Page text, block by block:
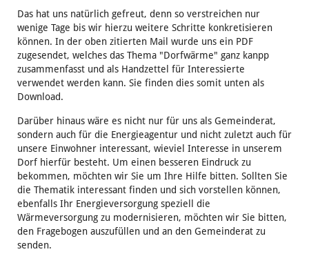
Das hat uns natürlich gefreut, denn so verstreichen nur
wenige Tage bis wir hierzu weitere Schritte konkretisieren
können. In der oben zitierten Mail wurde uns ein PDF
zugesendet, welches das Thema "Dorfwärme" ganz kanpp
zusammenfasst und als Handzettel für Interessierte
verwendet werden kann. Sie finden dies somit unten als
Download.
Darüber hinaus wäre es nicht nur für uns als Gemeinderat,
sondern auch für die Energieagentur und nicht zuletzt auch für
unsere Einwohner interessant, wieviel Interesse in unserem
Dorf hierfür besteht. Um einen besseren Eindruck zu
bekommen, möchten wir Sie um Ihre Hilfe bitten. Sollten Sie
die Thematik interessant finden und sich vorstellen können,
ebenfalls Ihr Energieversorgung speziell die
Wärmeversorgung zu modernisieren, möchten wir Sie bitten,
den Fragebogen auszufüllen und an den Gemeinderat zu
senden.